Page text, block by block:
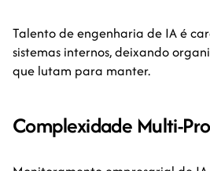
Talento de engenharia de IA é
sistemas internos, deixando
que lutam para manter.
Complexidade Multi-